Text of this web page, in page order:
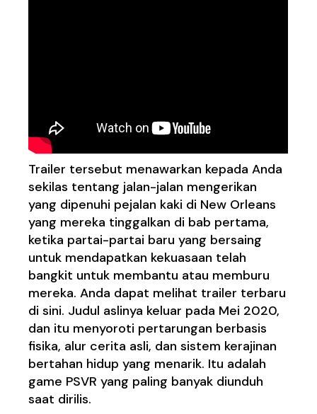
Trailer tersebut menawarkan kepada Anda
sekilas tentang jalan-jalan mengerikan
yang dipenuhi pejalan kaki di New Orleans
yang mereka tinggalkan di bab pertama,
ketika partai-partai baru yang bersaing
untuk mendapatkan kekuasaan telah
bangkit untuk membantu atau memburu
mereka. Anda dapat melihat trailer terbaru
di sini. Judul aslinya keluar pada Mei 2020,
dan itu menyoroti pertarungan berbasis
fisika, alur cerita asli, dan sistem kerajinan
bertahan hidup yang menarik. Itu adalah
game PSVR yang paling banyak diunduh
saat dirilis.